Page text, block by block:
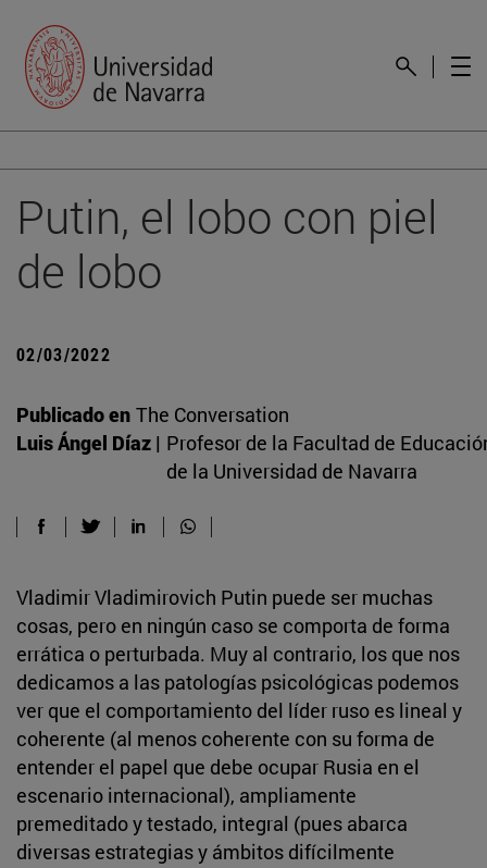
Putin, el lobo con piel
de lobo
02/03/2022
Publicado en The Conversation
Luis Ángel Díaz | Profesor de la Facultad de
de la Universidad de Navarra
Vladimir Vladimirovich Putin puede ser muchas
cosas, pero en ningún caso se comporta de forma
errática o perturbada. Muy al contrario, los que nos
dedicamos a las patologías psicológicas podemos
ver que el comportamiento del líder ruso es lineal y
coherente (al menos coherente con su forma de
entender el papel que debe ocupar Rusia en el
escenario internacional), ampliamente
premeditado y testado, integral (pues abarca
diversas estrategias y ámbitos difícilmente